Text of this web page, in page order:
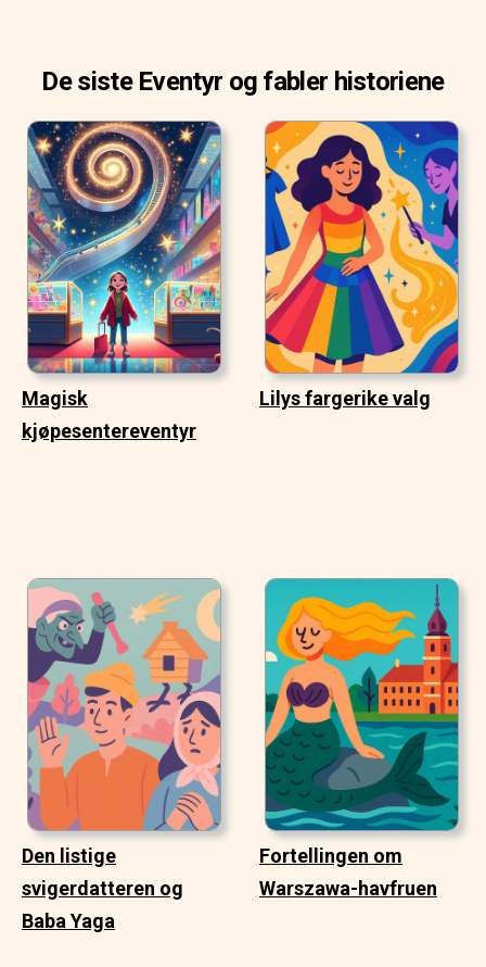
De siste Eventyr og fabler historiene
Magisk
kjøpesentereventyr
Lilys fargerike valg
Den listige
svigerdatteren og
Baba Yaga
Fortellingen om
Warszawa-havfruen